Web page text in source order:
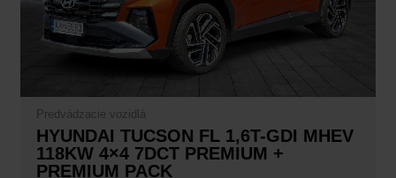
Predvádzacie vozidlá
HYUNDAI TUCSON FL 1,6T-GDI MHEV
118KW 4×4 7DCT PREMIUM +
PREMIUM PACK